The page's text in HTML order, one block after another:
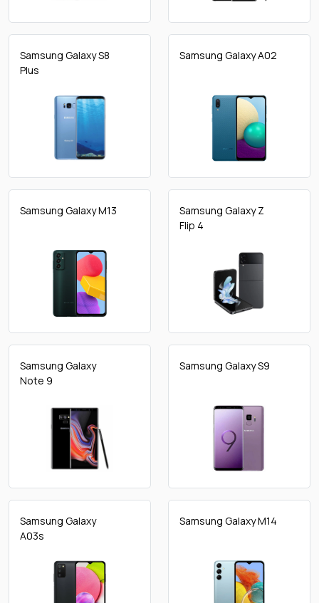
Samsung Galaxy S8
Plus
Samsung Galaxy A02
Samsung Galaxy M13
Samsung Galaxy Z
Flip 4
Samsung Galaxy
Note 9
Samsung Galaxy S9
Samsung Galaxy
A03s
Samsung Galaxy M14